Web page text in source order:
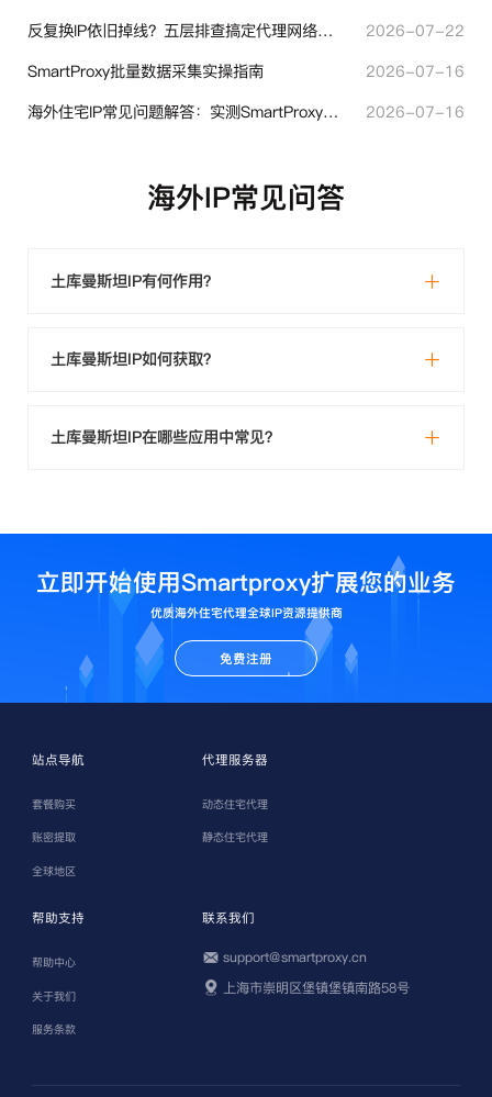
反复换IP依旧掉线？五层排查搞定代理网络异常
2026-07-22
SmartProxy批量数据采集实操指南
2026-07-16
海外住宅IP常见问题解答：实测SmartProxy使用经验分享
2026-07-16
海外IP常见问答
土库曼斯坦IP有何作用？
土库曼斯坦IP如何获取？
土库曼斯坦IP在哪些应用中常见？
立即开始使用Smartproxy扩展您的业务
优质海外住宅代理全球IP资源提供商
免费注册
站点导航
套餐购买
账密提取
全球地区
代理服务器
动态住宅代理
静态住宅代理
帮助支持
帮助中心
关于我们
服务条款
联系我们
support@smartproxy.cn
上海市崇明区堡镇堡镇南路58号